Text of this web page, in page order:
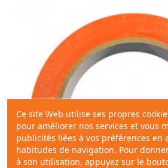
Ce site Web utilise ses propres
pour améliorer nos services et vous
publicités liées à vos préférences en
habitudes de navigation. Pour
à son utilisation, appuyez sur le